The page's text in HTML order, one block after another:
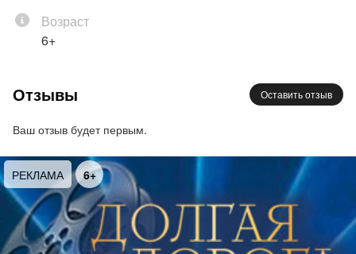
Возраст
6+
Отзывы Оставить отзыв
Ваш отзыв будет первым.
6+